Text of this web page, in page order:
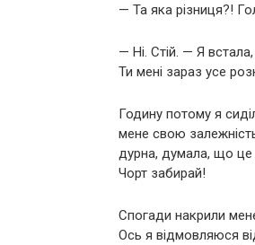
— Та яка різниця?!
— Ні. Стій. — Я
Ти мені зараз усе
Годину потому я
мене свою
дурна, думала, що це
Чорт забирай!
Спогади накрили
Ось я відмовляюся